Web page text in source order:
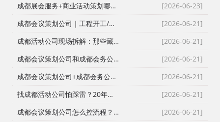
[2026-06-23]
成都展会服务+商业活动策划哪家好？成都活动公司舞台布置演出一体化服务商
[2026-06-21]
成都会议策划公司｜工程开工/奠基/封顶/竣工仪式全案执行，成都会务接待公司搞定政企工程类高严谨度庆典活动
[2026-06-21]
成都活动公司现场拆解：那些藏在桁架与鲜花背后的“执行暗线”
[2026-06-21]
成都会议策划公司和成都会务公司到底差在哪？成都活动公司老策划师的真话
[2026-06-21]
成都会议策划公司+成都会务公司+成都会务服务公司：成都活动公司老策划师不愿公开的执行细节
[2026-06-21]
找成都活动公司怕踩雷？20年资深操盘手拆解宝宝宴与寿宴布置的隐形门槛
[2026-06-21]
成都会议策划公司怎么控流程？从LED大屏幕到沙画定制的全链路避坑指南